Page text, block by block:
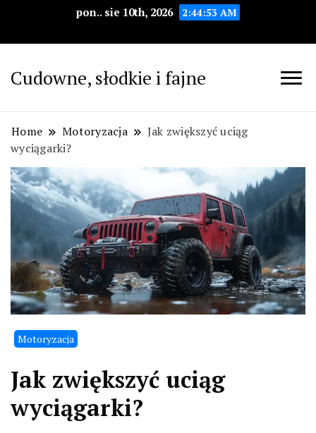
pon.. sie 10th, 2026 2:44:55 AM
Cudowne, słodkie i fajne
Home Motoryzacja
Jak zwiększyć uciąg
wyciągarki?
Motoryzacja
Jak zwiększyć uciąg
wyciągarki?